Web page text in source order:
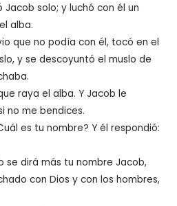
Jacob solo; y luchó con él un
alba.
que no podía con él, tocó en el
y se descoyuntó el muslo de
raya el alba. Y Jacob le
no me bendices.
es tu nombre? Y él respondió:
se dirá más tu nombre Jacob,
con Dios y con los hombres,